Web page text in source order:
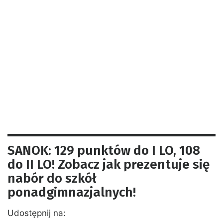
SANOK: 129 punktów do I LO, 108
do II LO! Zobacz jak prezentuje się
nabór do szkół
ponadgimnazjalnych!
Udostępnij na: